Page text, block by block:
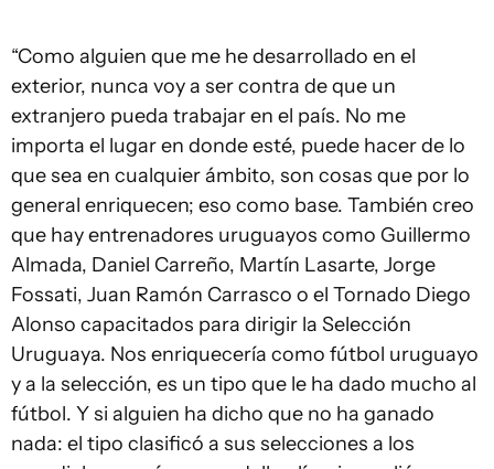
“Como alguien que me he desarrollado en el
exterior, nunca voy a ser contra de que un
extranjero pueda trabajar en el país. No me
importa el lugar en donde esté, puede hacer de lo
que sea en cualquier ámbito, son cosas que por lo
general enriquecen; eso como base. También creo
que hay entrenadores uruguayos como Guillermo
Almada, Daniel Carreño, Martín Lasarte, Jorge
Fossati, Juan Ramón Carrasco o el Tornado Diego
Alonso capacitados para dirigir la Selección
Uruguaya. Nos enriquecería como fútbol uruguayo
y a la selección, es un tipo que le ha dado mucho al
fútbol. Y si alguien ha dicho que no ha ganado
nada: el tipo clasificó a sus selecciones a los